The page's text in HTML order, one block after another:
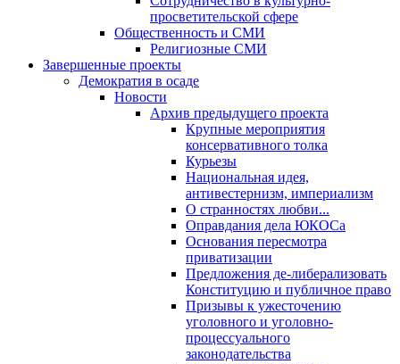
просветительской сфере
Общественность и СМИ
Религиозные СМИ
Завершенные проекты
Демократия в осаде
Новости
Архив предыдущего проекта
Крупные мероприятия
консервативного толка
Курьезы
Национальная идея,
антивестернизм, империализм
О странностях любви...
Оправдания дела ЮКОСа
Основания пересмотра
приватизации
Предложения де-либерализовать
Конституцию и публичное право
Призывы к ужесточению
уголовного и уголовно-
процессуального
законодательства